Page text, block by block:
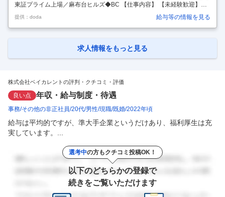
東証プライム上場／麻布台ヒルズ◆BC 【仕事内容】 【未経験歓迎】企
業法務担当◆育成環境／裁量権東証プライム上場／麻布台ヒルズ◆BC
【具体的な仕事内容】 ◎高年収とWLBの両軸を叶えられる ◎約6,000名
規模の東証プライム上場企業で業務設計や人材マネジメントの経験を積
業成長を実現、Forbes誌でアジアのBest Under A Billionに選出されるな
提供：doda 給与等の情報を見る
求人情報をもっと見る
株式会社ベイカレントの評判・クチコミ・評価
良い点 年収・給与制度・待遇
事務 その他の非正社員 20代 男性 現職 既婚 2022年頃
給与は平均的ですが、準大手企業というだけあり、福利厚生は充
実しています。...
選考中の方もクチコミ投稿OK！
以下のどちらかの登録で
続きをご覧いただけます